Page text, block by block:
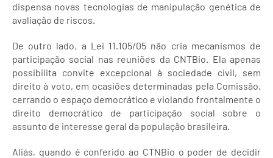
dispensa novas tecnologias de manipulação genética de
avaliação de riscos.
De outro lado, a Lei 11.105/05 não cria mecanismos de
participação social nas reuniões da CNTBio. Ela apenas
possibilita convite excepcional à sociedade civil, sem
direito à voto, em ocasiões determinadas pela Comissão,
cerrando o espaço democrático e violando frontalmente o
direito democrático de participação social sobre o
assunto de interesse geral da população brasileira.
Aliás, quando é conferido ao CTNBio o poder de decidir